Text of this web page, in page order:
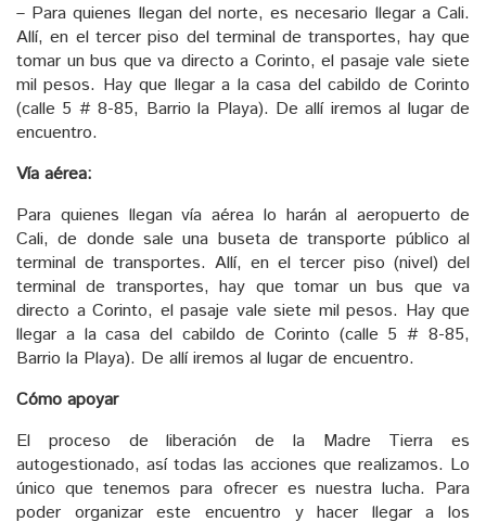
– Para quienes llegan del norte, es necesario llegar a Cali.
Allí, en el tercer piso del terminal de transportes, hay que
tomar un bus que va directo a Corinto, el pasaje vale siete
mil pesos. Hay que llegar a la casa del cabildo de Corinto
(calle 5 # 8-85, Barrio la Playa). De allí iremos al lugar de
encuentro.
Vía aérea:
Para quienes llegan vía aérea lo harán al aeropuerto de
Cali, de donde sale una buseta de transporte público al
terminal de transportes. Allí, en el tercer piso (nivel) del
terminal de transportes, hay que tomar un bus que va
directo a Corinto, el pasaje vale siete mil pesos. Hay que
llegar a la casa del cabildo de Corinto (calle 5 # 8-85,
Barrio la Playa). De allí iremos al lugar de encuentro.
Cómo apoyar
El proceso de liberación de la Madre Tierra es
autogestionado, así todas las acciones que realizamos. Lo
único que tenemos para ofrecer es nuestra lucha. Para
poder organizar este encuentro y hacer llegar a los